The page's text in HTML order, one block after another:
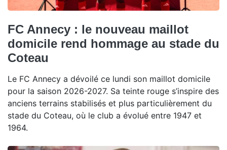
FC Annecy : le nouveau maillot
domicile rend hommage au stade du
Coteau
Le FC Annecy a dévoilé ce lundi son maillot domicile
pour la saison 2026-2027. Sa teinte rouge s’inspire des
anciens terrains stabilisés et plus particulièrement du
stade du Coteau, où le club a évolué entre 1947 et
1964.